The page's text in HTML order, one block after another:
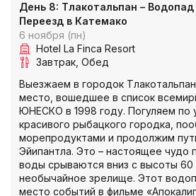
День 8: Тлакотальпан –
Переезд в Катемако
6 ноября (пн)
Hotel La Finca Resort
Завтрак Обед
Выезжаем в городок
место, вошедшее в список
ЮНЕСКО в 1998 году. Погуляем по
красивого рыбацкого городка,
морепродуктами и продолжим
Эйипантла. Это – настоящее чудо
воды срываются вниз с высоты
необычайное зрелище. Этот
место событий в фильме